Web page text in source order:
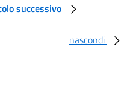
successivo
nascondi